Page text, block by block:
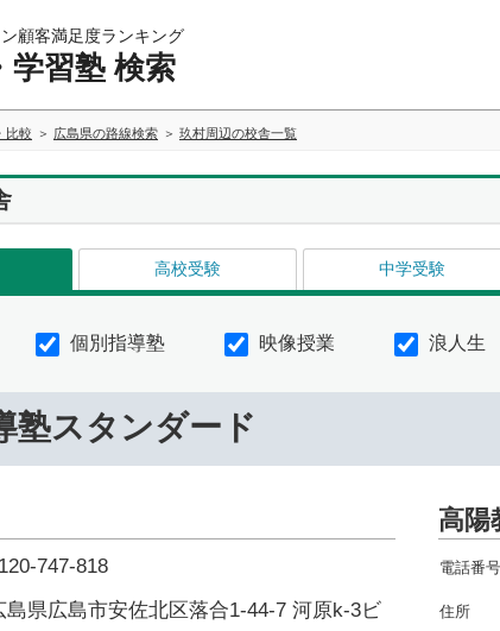
顧客満足度ランキング
学習塾 検索
比較 広島県の路線検索 玖村周辺の校舎一覧
高校受験 中学受験
個別指導塾 映像授業 浪人生
塾スタンダード
747-818
島県広島市安佐北区落合1-44-7 河原k-3ビ
高陽